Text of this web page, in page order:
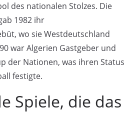
des nationalen Stolzes. Die
1982 ihr
wo sie Westdeutschland
war Algerien Gastgeber und
der Nationen, was ihren Status
festigte.
Spiele, die das